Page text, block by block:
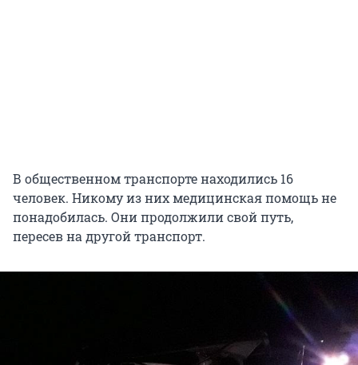
В общественном транспорте находились 16
человек. Никому из них медицинская помощь не
понадобилась. Они продолжили свой путь,
пересев на другой транспорт.